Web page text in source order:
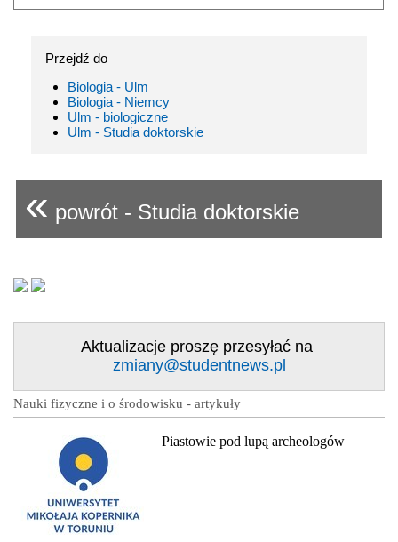
Przejdź do
Biologia - Ulm
Biologia - Niemcy
Ulm - biologiczne
Ulm - Studia doktorskie
« powrót - Studia doktorskie
Aktualizacje proszę przesyłać na
zmiany@studentnews.pl
Nauki fizyczne i o środowisku - artykuły
Piastowie pod lupą archeologów